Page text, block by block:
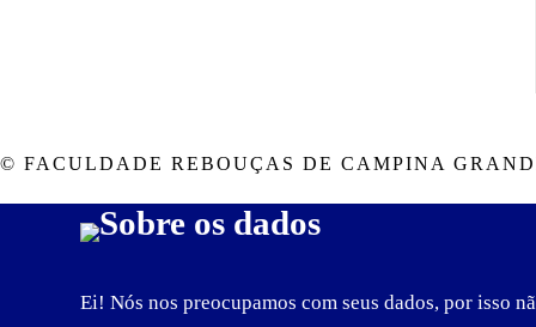
© FACULDADE REBOUÇAS DE CAMPINA
Sobre os dados
Ei! Nós nos preocupamos com seus dados, por isso